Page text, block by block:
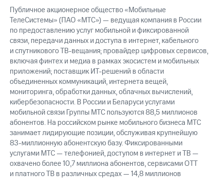
развитие
деловая этика
На главную
Публичное акционерное общество «Мобильные
ТелеСистемы» (ПАО «МТС») — ведущая компания в России
по предоставлению услуг мобильной и фиксированной
связи, передачи данных и доступа в интернет, кабельного
и спутникового ТВ-вещания; провайдер цифровых сервисов,
включая финтех и медиа в рамках экосистем и мобильных
приложений; поставщик ИТ-решений в области
объединенных коммуникаций, интернета вещей,
мониторинга, обработки данных, облачных вычислений,
кибербезопасности. В России и Беларуси услугами
мобильной связи Группы МТС пользуются 88,5 миллионов
абонентов. На российском рынке мобильного бизнеса МТС
занимает лидирующие позиции, обслуживая крупнейшую
83-миллионную абонентскую базу. Фиксированными
услугами МТС — телефонией, доступом в интернет и ТВ —
охвачено более 10,7 миллиона абонентов, сервисами OTT
и платного ТВ в различных средах — 14,8 миллионов